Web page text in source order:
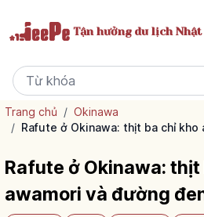
Tận hưởngdu lịch Nhật
Trang chủ / Okinawa
/ Rafute ở Okinawa: thịt ba chỉ
Rafute ở Okinawa:
awamori và đường